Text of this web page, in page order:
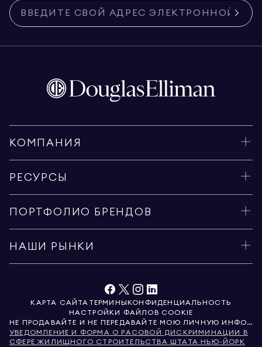
КОМПАНИЯ
РЕСУРСЫ
ПОРТФОЛИО БРЕНДОВ
НАШИ РЫНКИ
КАРТА САЙТА ТЕРМИНЫКОНФИДЕНЦИАЛЬНОСТЬ
НАСТРОЙКИ ФАЙЛОВ COOKIE
НЕ ПРОДАВАЙТЕ И НЕ ПЕРЕДАВАЙТЕ МОЮ ЛИЧНУЮ ИНФОРМАЦИЮ
УВЕДОМЛЕНИЕ И ФОРМА О РАСОВОЙ ДИСКРИМИНАЦИИ В
СФЕРЕ ЖИЛИЩНОГО СТРОИТЕЛЬСТВА ШТАТА НЬЮ-ЙОРК